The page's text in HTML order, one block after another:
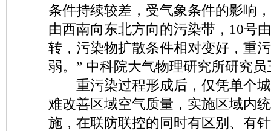
条件持续较差，受气象条件的影响
由西南向东北方向的污染带，10号
转，污染物扩散条件相对变好，重
弱。” 中科院大气物理研究所研究
重污染过程形成后，仅凭单个城
难改善区域空气质量，实施区域内
施，在联防联控的同时有区别、有